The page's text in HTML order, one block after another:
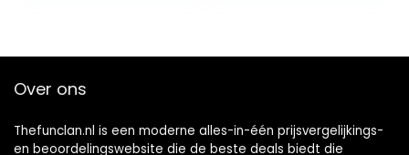
Over ons
Thefunclan.nl is een moderne alles-in-één prijsvergelijkings-
en beoordelingswebsite die de beste deals biedt die